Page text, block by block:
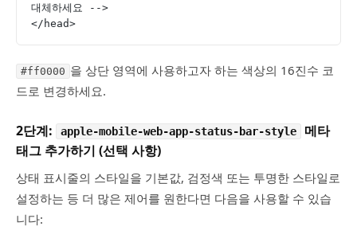
대체하세요 -->
</head>
#ff0000 을 상단 영역에 사용하고자 하는 색상의 16진수 코
드로 변경하세요.
2단계: apple-mobile-web-app-status-bar-style
메타
태그 추가하기 (선택 사항)
상태 표시줄의 스타일을 기본값, 검정색 또는 투명한 스타일로
설정하는 등 더 많은 제어를 원한다면 다음을 사용할 수 있습
니다: